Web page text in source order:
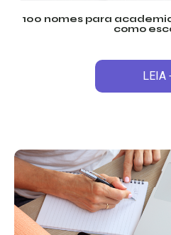
100 nomes para
como
LEIA